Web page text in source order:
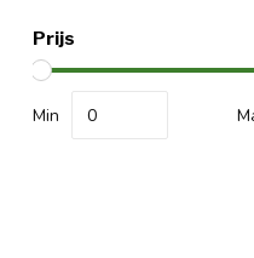
Prijs
Min